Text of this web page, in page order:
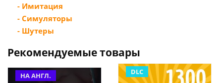
- Имитация
- Симуляторы
- Шутеры
Рекомендуемые товары
НА АНГЛ. DLC